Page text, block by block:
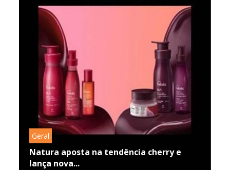
Geral
Natura aposta na tendência cherry e
lança nova...